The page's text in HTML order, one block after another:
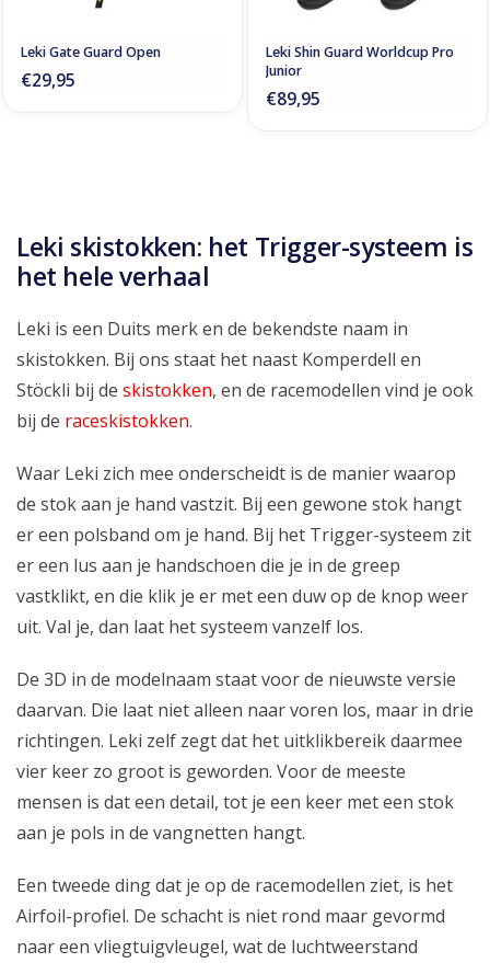
Leki Gate Guard Open
€29,95
Leki Shin Guard Worldcup Pro
Junior
€89,95
Leki skistokken: het Trigger-systeem is
het hele verhaal
Leki is een Duits merk en de bekendste naam in
skistokken. Bij ons staat het naast Komperdell en
Stöckli bij de skistokken, en de racemodellen vind je ook
bij de raceskistokken.
Waar Leki zich mee onderscheidt is de manier waarop
de stok aan je hand vastzit. Bij een gewone stok hangt
er een polsband om je hand. Bij het Trigger-systeem zit
er een lus aan je handschoen die je in de greep
vastklikt, en die klik je er met een duw op de knop weer
uit. Val je, dan laat het systeem vanzelf los.
De 3D in de modelnaam staat voor de nieuwste versie
daarvan. Die laat niet alleen naar voren los, maar in drie
richtingen. Leki zelf zegt dat het uitklikbereik daarmee
vier keer zo groot is geworden. Voor de meeste
mensen is dat een detail, tot je een keer met een stok
aan je pols in de vangnetten hangt.
Een tweede ding dat je op de racemodellen ziet, is het
Airfoil-profiel. De schacht is niet rond maar gevormd
naar een vliegtuigvleugel, wat de luchtweerstand